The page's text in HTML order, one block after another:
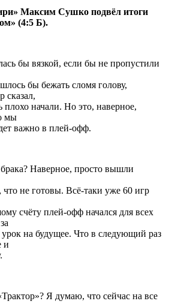
Максим Сушко подвёл итоги
(4:5 Б).
бы вязкой, если бы не пропустили
бы бежать сломя голову,
сказал,
плохо начали. Но это, наверное,
мы
важно в плей-офф.
Наверное, просто вышли
что не готовы. Всё-таки уже 60 игр
счёту плей-офф начался для всех
на будущее. Что в следующий раз
и
Я думаю, что сейчас на все